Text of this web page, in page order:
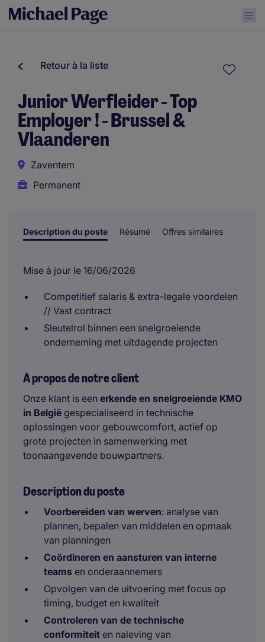
Retour à la liste
Junior Werfleider - Top
Employer ! - Brussel &
Vlaanderen
Zaventem
Permanent
Description du poste Résumé Offres similaires
Mise à jour le 16/06/2026
Competitief salaris & extra-legale voordelen
// Vast contract
Sleutelrol binnen een snelgroeiende
onderneming met uitdagende projecten
À propos de notre client
Onze klant is een erkende en snelgroeiende KMO
in België gespecialiseerd in technische
oplossingen voor gebouwcomfort, actief op
grote projecten in samenwerking met
toonaangevende bouwpartners.
Description du poste
Voorbereiden van werven: analyse van
plannen, bepalen van middelen en opmaak
van planningen
Coördineren en aansturen van interne
teams en onderaannemers
Opvolgen van de uitvoering met focus op
timing, budget en kwaliteit
Controleren van de technische
conformiteit en naleving van